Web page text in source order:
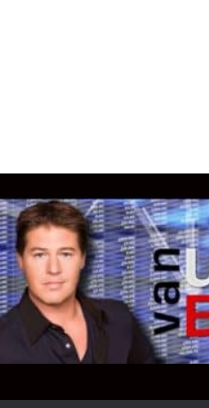
UITSTEL VAN EXECUTIE
Bekijk hier de fragmenten van
deelname van Bricks and Stones
dit programma.